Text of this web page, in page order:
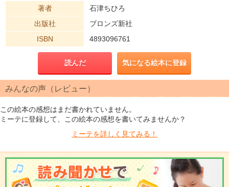
著者
石津ちひろ
出版社
ブロンズ新社
ISBN
4893096761
読んだ 気になる絵本に登録
みんなの声（レビュー）
この絵本の感想はまだ書かれていません。
ミーテに登録して、この絵本の感想を書いてみませんか？
ミーテを詳しく見てみる！